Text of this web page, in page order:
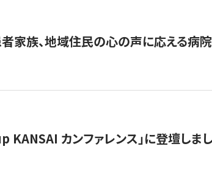
者家族、地域住民の心の声に応える
KANSAI カンファレンス」に登壇しま